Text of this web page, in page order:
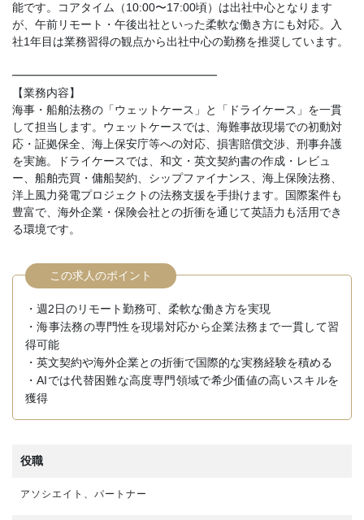
能です。コアタイム（10:00〜17:00頃）は出社中心となります
が、午前リモート・午後出社といった柔軟な働き方にも対応。入
社1年目は業務習得の観点から出社中心の勤務を推奨しています。
━━━━━━━━━━━━━━━━━━
【業務内容】
海事・船舶法務の「ウェットケース」と「ドライケース」を一貫
して担当します。ウェットケースでは、海難事故現場での初動対
応・証拠保全、海上保安庁等への対応、損害賠償交渉、刑事弁護
を実施。ドライケースでは、和文・英文契約書の作成・レビュ
ー、船舶売買・傭船契約、シップファイナンス、海上保険法務、
洋上風力発電プロジェクトの法務支援を手掛けます。国際案件も
豊富で、海外企業・保険会社との折衝を通じて英語力も活用でき
る環境です。
この求人のポイント
・週2日のリモート勤務可、柔軟な働き方を実現
・海事法務の専門性を現場対応から企業法務まで一貫して習
得可能
・英文契約や海外企業との折衝で国際的な実務経験を積める
・AIでは代替困難な高度専門領域で希少価値の高いスキルを
獲得
役職
アソシエイト、パートナー